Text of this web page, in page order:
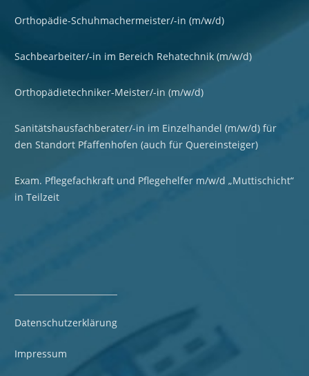
Orthopädie-Schuhmachermeister/-in (m/w/d)
Sachbearbeiter/-in im Bereich Rehatechnik (m/w/d)
Orthopädietechniker-Meister/-in (m/w/d)
Sanitätshausfachberater/-in im Einzelhandel (m/w/d) für
den Standort Pfaffenhofen (auch für Quereinsteiger)
Exam. Pflegefachkraft und Pflegehelfer m/w/d „Muttischicht“
in Teilzeit
Datenschutzerklärung
Impressum